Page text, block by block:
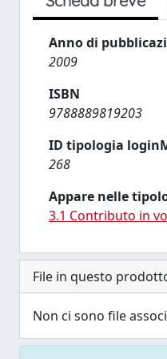
Anno di
2009
ISBN
9788889819203
ID tipologia
268
Appare nelle
3.1 Contributo in
File in questo
Non ci sono file